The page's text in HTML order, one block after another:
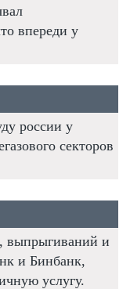
впереди у
россии у
секторов
выпрыгиваний и
и Бинбанк,
услугу.